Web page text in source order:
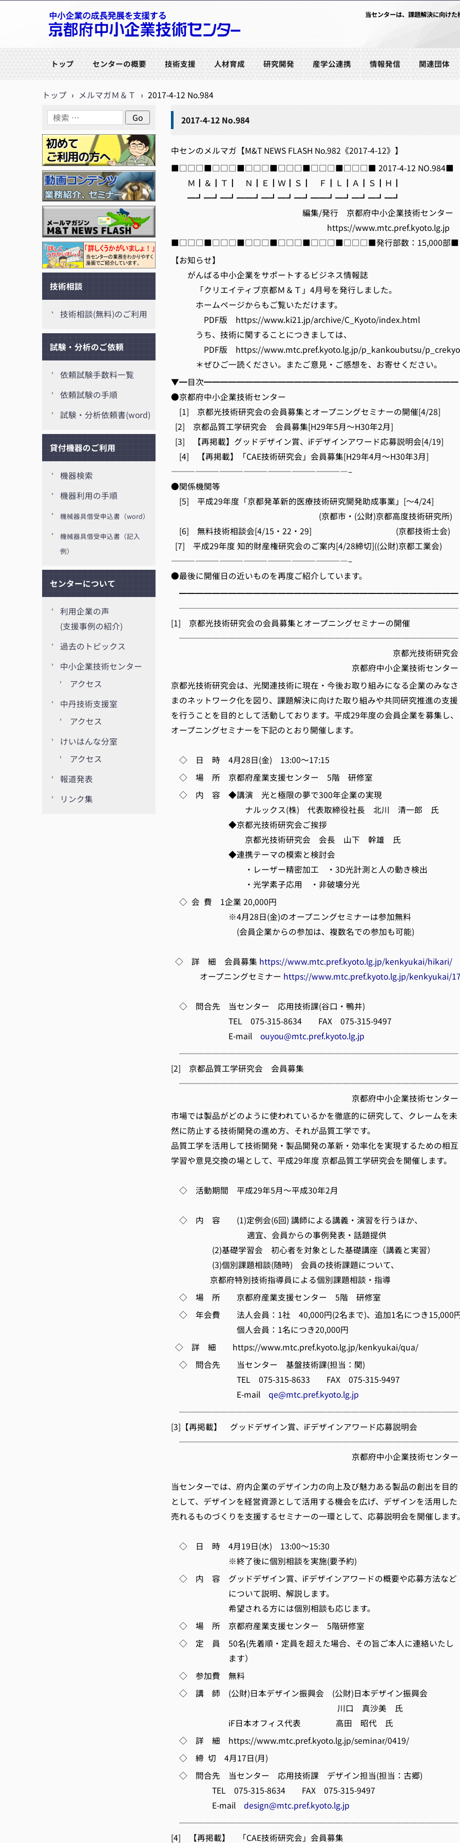
当センターは、課題解決に向け
トップ センターの概要 技術支援 人材育成 研究開発 産学公連携 情報発信 関連団体
トップ › メルマガＭ＆Ｔ › 2017-4-12 No.984
2017-4-12 No.984
中センのメルマガ【M&T NEWS FLASH No.982《2017-4-12》】
■□□□■□□□■□□□■□□□■□□□■□□□■ 2017-4-12 NO.984■
Ｍ┃＆┃Ｔ┃ Ｎ┃Ｅ┃Ｗ┃Ｓ┃ Ｆ┃Ｌ┃Ａ┃Ｓ┃Ｈ┃
━┛━┛━┛━━┛━┛━┛━┛━━┛━┛━┛━┛━┛
編集/発行 京都府中小企業技術センター
https://www.mtc.pref.kyoto.lg.jp
■□□□■□□□■□□□■□□□■□□□■□□□■発行部数：15,000部■
【お知らせ】
がんばる中小企業をサポートするビジネス情報誌
「クリエイティブ京都Ｍ＆Ｔ」4月号を発行しました。
ホームページからもご覧いただけます。
PDF版 https://www.ki21.jp/archive/C_Kyoto/index.html
うち、技術に関することにつきましては、
PDF版 https://www.mtc.pref.kyoto.lg.jp/p_kankoubutsu/
＊ぜひご一読ください。またご意見・ご感想を、お寄せください。
▼━目次━━━━━━━━━━━━━━━━━━━━━━━━━━━━━━━
●京都府中小企業技術センター
[1] 京都光技術研究会の会員募集とオープニングセミナーの開催[4/28]
[2] 京都品質工学研究会 会員募集[H29年5月～H30年2月]
[3] 【再掲載】グッドデザイン賞、iFデザインアワード応募説明会[4/19]
[4] 【再掲載】「CAE技術研究会」会員募集[H29年4月～H30年3月]
——————————————————————–
●関係機関等
[5] 平成29年度「京都発革新的医療技術研究開発助成事業」[～4/24]
(京都市・(公財)京都高度技術研究所)
[6] 無料技術相談会[4/15・22・29] (京都技術士会)
[7] 平成29年度 知的財産権研究会のご案内[4/28締切]((公財)京都工業会)
——————————————————————–
●最後に開催日の近いものを再度ご紹介しています。
━━━━━━━━━━━━━━━━━━━━━━━━━━━━━━━━━━
──────────────────────────────────
[1] 京都光技術研究会の会員募集とオープニングセミナーの開催
──────────────────────────────────
京都光技術研究会
京都府中小企業技術センター
京都光技術研究会は、光関連技術に現在・今後お取り組みになる企業のみなさ
まのネットワーク化を図り、課題解決に向けた取り組みや共同研究推進の支援
を行うことを目的として活動しております。平成29年度の会員企業を募集し、
オープニングセミナーを下記のとおり開催します。
◇ 日 時 4月28日(金) 13:00～17:15
◇ 場 所 京都府産業支援センター 5階 研修室
◇ 内 容 ◆講演 光と極限の夢で300年企業の実現
ナルックス(株) 代表取締役社長 北川 清一郎 氏
◆京都光技術研究会ご挨拶
京都光技術研究会 会長 山下 幹雄 氏
◆連携テーマの模索と検討会
・レーザー精密加工 ・3D光計測と人の動き検出
・光学素子応用 ・非破壊分光
◇ 会 費 1企業 20,000円
※4月28日(金)のオープニングセミナーは参加無料
(会員企業からの参加は、複数名での参加も可能)
◇ 詳 細 会員募集 https://www.mtc.pref.kyoto.lg.jp/kenkyukai/hikari/
オープニングセミナー https://www.mtc.pref.kyoto.lg.jp/kenkyukai/
◇ 問合先 当センター 応用技術課(谷口・鴨井)
TEL 075-315-8634 FAX 075-315-9497
E-mail ouyou@mtc.pref.kyoto.lg.jp
──────────────────────────────────
[2] 京都品質工学研究会 会員募集
──────────────────────────────────
京都府中小企業技術センター
市場では製品がどのように使われているかを徹底的に研究して、クレームを未
然に防止する技術開発の進め方、それが品質工学です。
品質工学を活用して技術開発・製品開発の革新・効率化を実現するための相互
学習や意見交換の場として、平成29年度 京都品質工学研究会を開催します。
◇ 活動期間 平成29年5月～平成30年2月
◇ 内 容 (1)定例会(6回) 講師による講義・演習を行うほか、
適宜、会員からの事例発表・話題提供
(2)基礎学習会 初心者を対象とした基礎講座（講義と実習）
(3)個別課題相談(随時) 会員の技術課題について、
京都府特別技術指導員による個別課題相談・指導
◇ 場 所 京都府産業支援センター 5階 研修室
◇ 年会費 法人会員：1社 40,000円(2名まで)、追加1名につき15,000
個人会員：1名につき20,000円
◇ 詳 細 https://www.mtc.pref.kyoto.lg.jp/kenkyukai/qua/
◇ 問合先 当センター 基盤技術課(担当：関)
TEL 075-315-8633 FAX 075-315-9497
E-mail qe@mtc.pref.kyoto.lg.jp
──────────────────────────────────
[3]【再掲載】 グッドデザイン賞、iFデザインアワード応募説明会
──────────────────────────────────
京都府中小企業技術センター
当センターでは、府内企業のデザイン力の向上及び魅力ある製品の創出を目的
として、デザインを経営資源として活用する機会を広げ、デザインを活用した
売れるものづくりを支援するセミナーの一環として、応募説明会を開催します
◇ 日 時 4月19日(水) 13:00～15:30
※終了後に個別相談を実施(要予約)
◇ 内 容 グッドデザイン賞、iFデザインアワードの概要や応募方法など
について説明、解説します。
希望される方には個別相談も応じます。
◇ 場 所 京都府産業支援センター 5階研修室
◇ 定 員 50名(先着順・定員を超えた場合、その旨ご本人に連絡いたし
ます）
◇ 参加費 無料
◇ 講 師 (公財)日本デザイン振興会 (公財)日本デザイン振興会
川口 真沙美 氏
iF日本オフィス代表 高田 昭代 氏
◇ 詳 細 https://www.mtc.pref.kyoto.lg.jp/seminar/0419/
◇ 締 切 4月17日(月)
◇ 問合先 当センター 応用技術課 デザイン担当(担当：古郷)
TEL 075-315-8634 FAX 075-315-9497
E-mail design@mtc.pref.kyoto.lg.jp
──────────────────────────────────
[4] 【再掲載】 「CAE技術研究会」会員募集
技術相談
技術相談(無料)のご利用
試験・分析のご依頼
依頼試験手数料一覧
依頼試験の手順
試験・分析依頼書(word)
貸付機器のご利用
機器検索
機器利用の手順
機械器具借受申込書（word）
機械器具借受申込書（記入
例）
センターについて
利用企業の声
(支援事例の紹介)
過去のトピックス
中小企業技術センター
アクセス
中丹技術支援室
アクセス
けいはんな分室
アクセス
報道発表
リンク集